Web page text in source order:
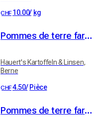
CHF 10.00/ kg
Pommes de terre farineuses (variété Victoria)
Hauert's Kartoffeln & Linsen,
Berne
CHF4.50/ Pièce
Pommes de terre farineuses 20kg